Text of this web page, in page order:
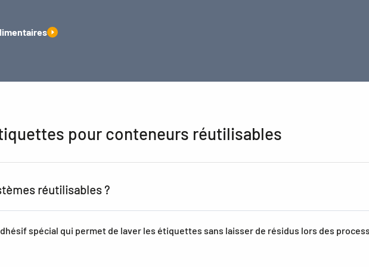
pour conteneurs réutilisables
réutilisables ?
spécial qui permet de laver les étiquettes sans laisser de résidus lors des